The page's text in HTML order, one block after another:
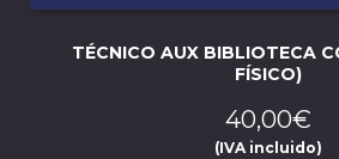
TÉCNICO AUX BIBLIOTECA
FÍSICO)
40,00€
(IVA incluido)